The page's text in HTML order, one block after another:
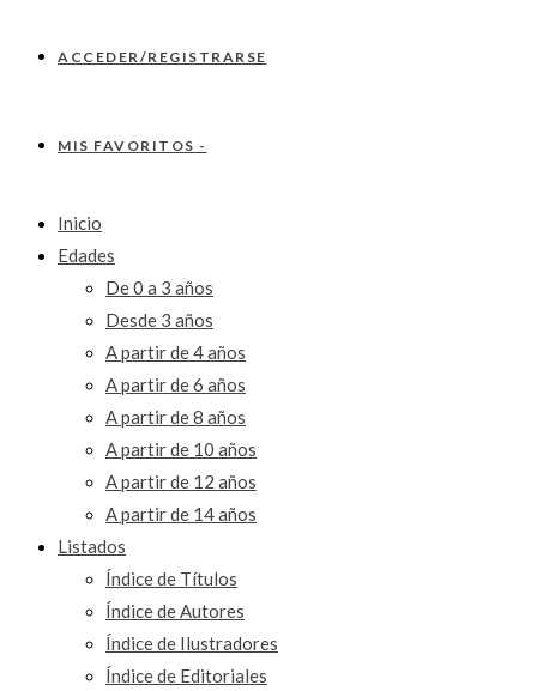
ACCEDER/REGISTRARSE
MIS FAVORITOS -
Inicio
Edades
De 0 a 3 años
Desde 3 años
A partir de 4 años
A partir de 6 años
A partir de 8 años
A partir de 10 años
A partir de 12 años
A partir de 14 años
Listados
Índice de Títulos
Índice de Autores
Índice de Ilustradores
Índice de Editoriales